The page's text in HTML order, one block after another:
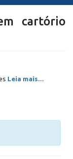
cartório
Leia mais...